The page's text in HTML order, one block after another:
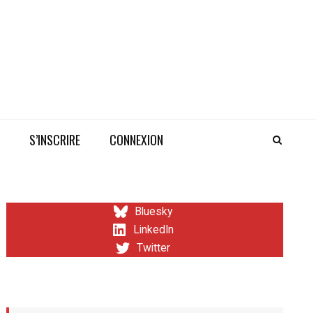
S’INSCRIRE CONNEXION
Bluesky
LinkedIn
Twitter